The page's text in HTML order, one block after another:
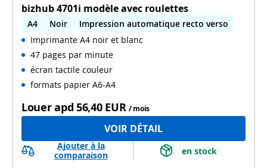
bizhub 4701i modèle avec roulettes
A4 Noir
Impression automatique recto verso
WiFi
Imprimante A4 noir et blanc
47 pages par minute
écran tactile couleur
formats papier A6-A4
Louer apd 56,40 EUR / mois
VOIR DÉTAIL
Ajouter à la
comparaison
en stock